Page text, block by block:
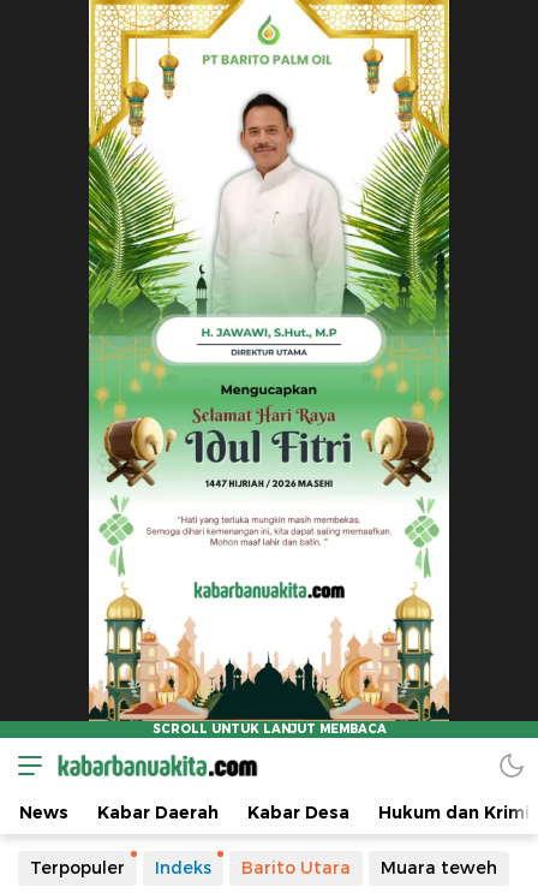
News Kabar Daerah Kabar Desa Hukum dan
Terpopuler Indeks Barito Utara Muara teweh